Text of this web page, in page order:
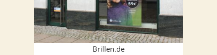
Brillen.de